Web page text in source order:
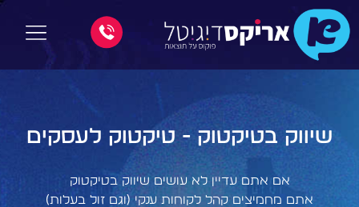
שיווק בטיקטוק - טיקטוק לעסקים
אם אתם עדיין לא עושים שיווק בטיקטוק
אתם מחמיצים קהל לקוחות ענקי (וגם זול בעלות)